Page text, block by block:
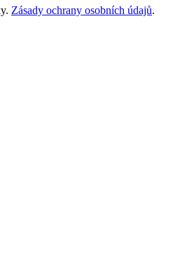
Zásady ochrany osobních údajů.